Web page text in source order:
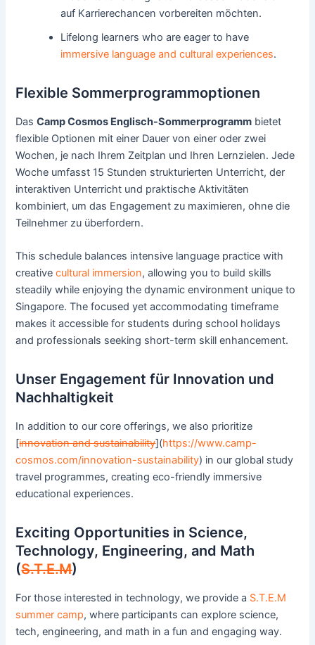
auf Karrierechancen vorbereiten möchten.
Lifelong learners who are eager to have
immersive language and cultural experiences.
Flexible Sommerprogrammoptionen
DasCamp Cosmos Englisch-Sommerprogramm bietet
flexible Optionen mit einer Dauer von einer oder zwei
Wochen, je nach Ihrem Zeitplan und Ihren Lernzielen. Jede
Woche umfasst 15 Stunden strukturierten Unterricht, der
interaktiven Unterricht und praktische Aktivitäten
kombiniert, um das Engagement zu maximieren, ohne die
Teilnehmer zu überfordern.
This schedule balances intensive language practice with
creativecultural immersion, allowing you to build skills
steadily while enjoying the dynamic environment unique to
Singapore. The focused yet accommodating timeframe
makes it accessible for students during school holidays
and professionals seeking short-term skill enhancement.
Unser Engagement für Innovation und
Nachhaltigkeit
In addition to our core offerings, we also prioritize
[innovation and sustainability](https://www.camp-
cosmos.com/innovation-sustainability) in our global study
travel programmes, creating eco-friendly immersive
educational experiences.
Exciting Opportunities in Science,
Technology, Engineering, and Math
(S.T.E.M)
For those interested in technology, we provide a S.T.E.M
summer camp, where participants can explore science,
tech, engineering, and math in a fun and engaging way.